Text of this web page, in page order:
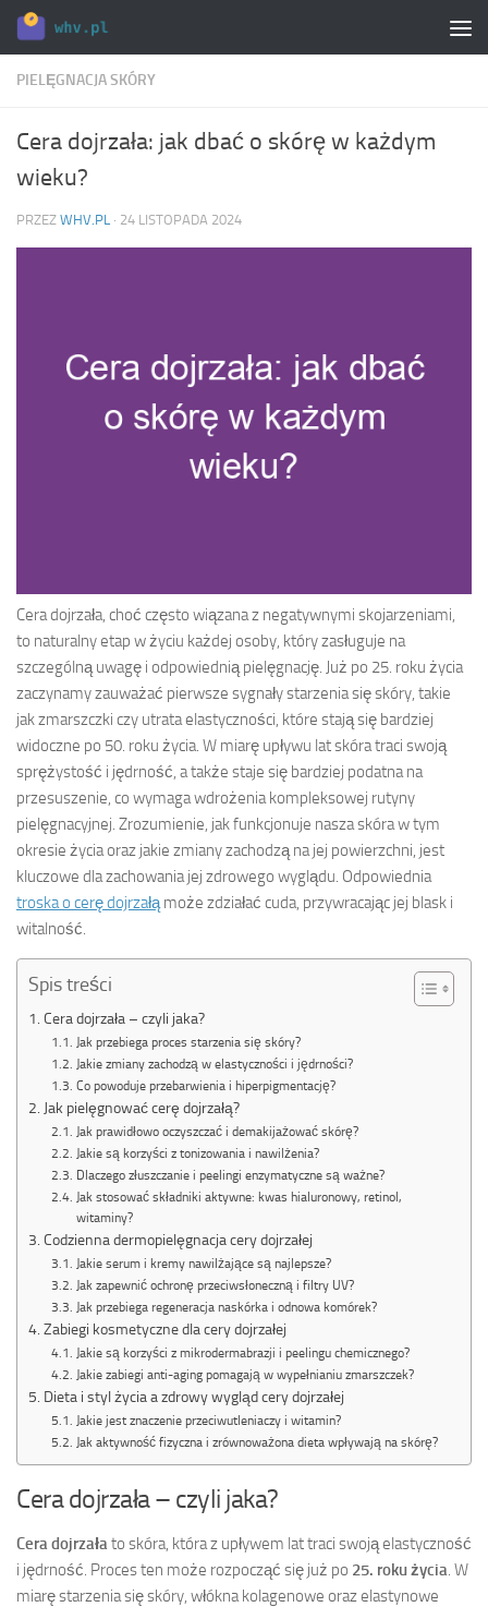
Skip to content
PIELĘGNACJA SKÓRY
Cera dojrzała: jak dbać o skórę w każdym
wieku?
PRZEZ WHV.PL · 24 LISTOPADA 2024
Cera dojrzała, choć często wiązana z negatywnymi skojarzeniami,
to naturalny etap w życiu każdej osoby, który zasługuje na
szczególną uwagę i odpowiednią pielęgnację. Już po 25. roku życia
zaczynamy zauważać pierwsze sygnały starzenia się skóry, takie
jak zmarszczki czy utrata elastyczności, które stają się bardziej
widoczne po 50. roku życia. W miarę upływu lat skóra traci swoją
sprężystość i jędrność, a także staje się bardziej podatna na
przesuszenie, co wymaga wdrożenia kompleksowej rutyny
pielęgnacyjnej. Zrozumienie, jak funkcjonuje nasza skóra w tym
okresie życia oraz jakie zmiany zachodzą na jej powierzchni, jest
kluczowe dla zachowania jej zdrowego wyglądu. Odpowiednia
troska o cerę dojrzałąmoże zdziałać cuda, przywracając jej blask i
witalność.
Spis treści
Cera dojrzała – czyli jaka?
Jak przebiega proces starzenia się skóry?
Jakie zmiany zachodzą w elastyczności i jędrności?
Co powoduje przebarwienia i hiperpigmentację?
Jak pielęgnować cerę dojrzałą?
Jak prawidłowo oczyszczać i demakijażować skórę?
Jakie są korzyści z tonizowania i nawilżenia?
Dlaczego złuszczanie i peelingi enzymatyczne są ważne?
Jak stosować składniki aktywne: kwas hialuronowy, retinol,
witaminy?
Codzienna dermopielęgnacja cery dojrzałej
Jakie serum i kremy nawilżające są najlepsze?
Jak zapewnić ochronę przeciwsłoneczną i filtry UV?
Jak przebiega regeneracja naskórka i odnowa komórek?
Zabiegi kosmetyczne dla cery dojrzałej
Jakie są korzyści z mikrodermabrazji i peelingu chemicznego?
Jakie zabiegi anti-aging pomagają w wypełnianiu zmarszczek?
Dieta i styl życia a zdrowy wygląd cery dojrzałej
Jakie jest znaczenie przeciwutleniaczy i witamin?
Jak aktywność fizyczna i zrównoważona dieta wpływają na skórę?
Cera dojrzała – czyli jaka?
Cera dojrzałato skóra, która z upływem lat traci swoją elastyczność
i jędrność. Proces ten może rozpocząć się już po 25. roku życia. W
miarę starzenia się skóry, włókna kolagenowe oraz elastynowe